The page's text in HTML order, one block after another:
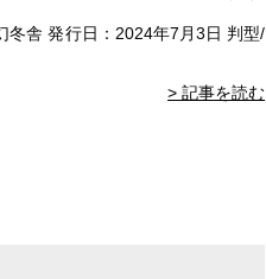
冬舎 発行日：2024年7月3日 判型/
> 記事を読む